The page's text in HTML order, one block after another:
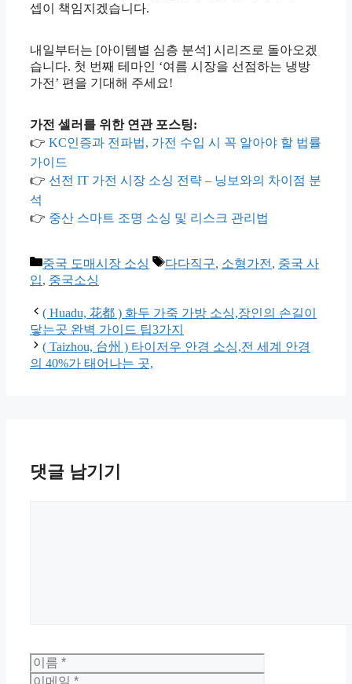
셉이 책임지겠습니다.
내일부터는 [아이템별 심층 분석] 시리즈로 돌아오겠
습니다. 첫 번째 테마인 ‘여름 시장을 선점하는 냉방
가전’ 편을 기대해 주세요!
가전 셀러를 위한 연관 포스팅:
👉 KC인증과 전파법, 가전 수입 시 꼭 알아야 할 법률
가이드
👉 선전 IT 가전 시장 소싱 전략 – 닝보와의 차이점 분
석
👉 중산 스마트 조명 소싱 및 리스크 관리법
카
테
리
중국 도매시장 소싱
태
다다직구, 소형가전 , 중국 사
입, 중국소싱
( Huadu, 花都 ) 화두 가죽 가방 소싱,장인의 손길이
닿는곳 완벽 가이드 팁3가지
( Taizhou, 台州 ) 타이저우 안경 소싱,전 세계 안경
의 40%가 태어나는 곳,
댓글 남기기
이
름
메